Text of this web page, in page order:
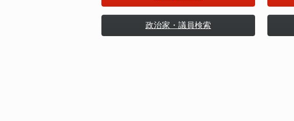
政治家・議員検索